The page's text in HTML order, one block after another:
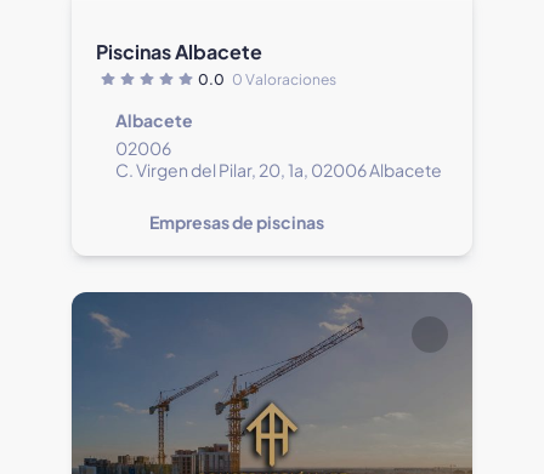
Piscinas Albacete
0.0 0 Valoraciones
Albacete
02006
C. Virgen del Pilar, 20, 1a, 02006 Albacete
Empresas de piscinas